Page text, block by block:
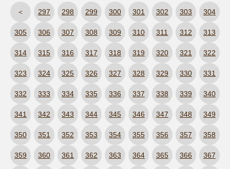
＜ 297 298 299 300 301 302 303 304
305 306 307 308 309 310 311 312 313
314 315 316 317 318 319 320 321 322
323 324 325 326 327 328 329 330 331
332 333 334 335 336 337 338 339 340
341 342 343 344 345 346 347 348 349
350 351 352 353 354 355 356 357 358
359 360 361 362 363 364 365 366 367